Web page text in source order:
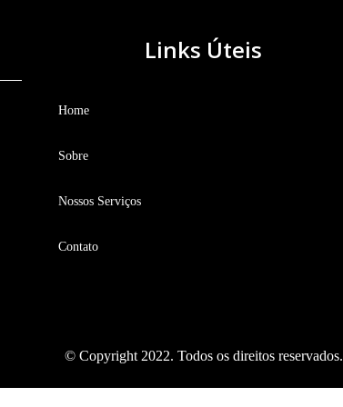
Links Úteis
Home
Sobre
Nossos Serviços
Contato
© Copyright 2022. Todos os direitos reservados.